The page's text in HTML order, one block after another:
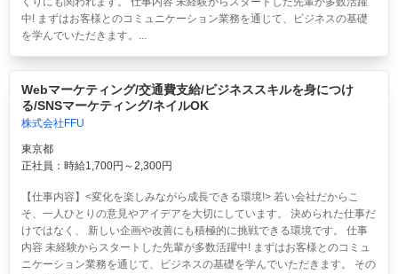
中! まずはお客様とのコミュニケーション業務を通じて、ビジネスの基礎
を学んでいただきます。...
Webマーケティング/交通費支給/ビジネススキルを身につけ
る/SNSマーケティング/ネイルOK
株式会社FFU
東京都
正社員：時給1,700円～2,300円
【仕事内容】<変化を楽しみながら成長できる環境!> 若い会社だからこ
そ、一人ひとりの意見やアイデアを大切にしています。 決められた仕事だ
けではなく、 新しい企画や改善にも積極的に挑戦できる環境です。 仕事
内容 未経験からスタートした先輩が多数活躍中! まずはお客様とのコミュ
ニケーション業務を通じて、ビジネスの基礎を学んでいただきます。 その